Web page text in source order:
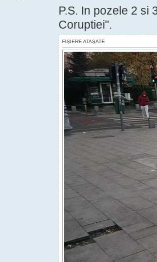
P.S. In pozele 2 si
Coruptiei".
FIŞIERE ATAŞATE